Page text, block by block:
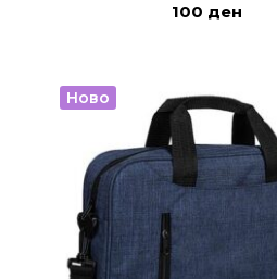
100 ден
Ново